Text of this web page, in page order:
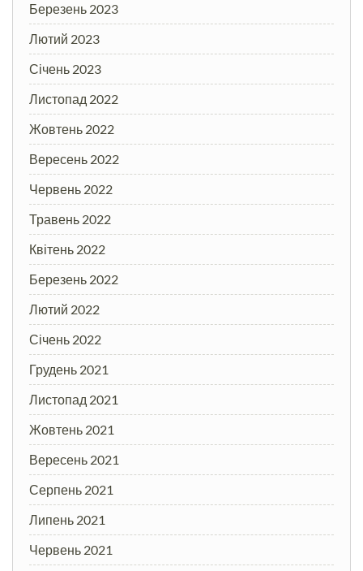
Березень 2023
Лютий 2023
Січень 2023
Листопад 2022
Жовтень 2022
Вересень 2022
Червень 2022
Травень 2022
Квітень 2022
Березень 2022
Лютий 2022
Січень 2022
Грудень 2021
Листопад 2021
Жовтень 2021
Вересень 2021
Серпень 2021
Липень 2021
Червень 2021